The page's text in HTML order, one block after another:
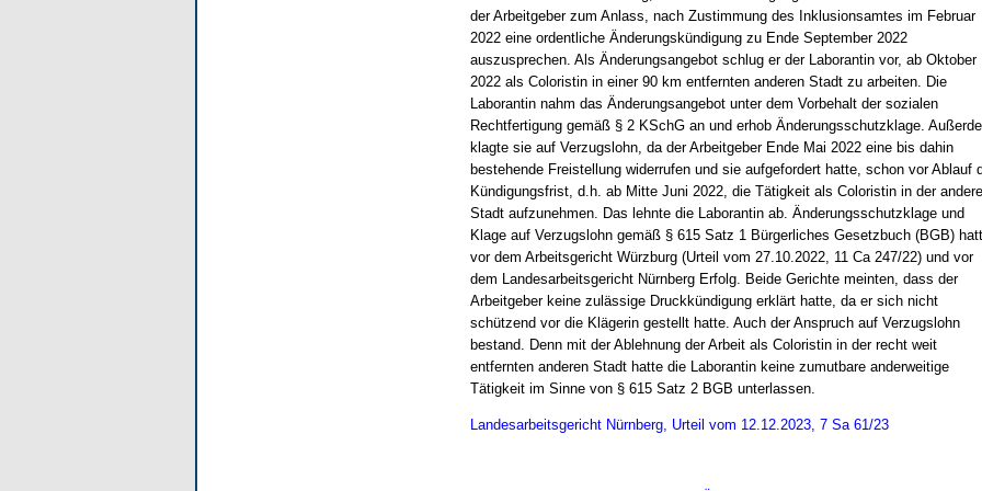
der Arbeitgeber zum Anlass, nach Zustimmung des Inklusionsamtes im Februar
2022 eine ordentliche Änderungskündigung zu Ende September 2022
auszusprechen. Als Änderungsangebot schlug er der Laborantin vor, ab Oktober
2022 als Coloristin in einer 90 km entfernten anderen Stadt zu arbeiten. Die
Laborantin nahm das Änderungsangebot unter dem Vorbehalt der sozialen
Rechtfertigung gemäß § 2 KSchG an und erhob Änderungsschutzklage.
klagte sie auf Verzugslohn, da der Arbeitgeber Ende Mai 2022 eine bis dahin
bestehende Freistellung widerrufen und sie aufgefordert hatte, schon vor Ablauf
Kündigungsfrist, d.h. ab Mitte Juni 2022, die Tätigkeit als Coloristin in der
Stadt aufzunehmen. Das lehnte die Laborantin ab. Änderungsschutzklage und
Klage auf Verzugslohn gemäß § 615 Satz 1 Bürgerliches Gesetzbuch (BGB)
vor dem Arbeitsgericht Würzburg (Urteil vom 27.10.2022, 11 Ca 247/22) und vor
dem Landesarbeitsgericht Nürnberg Erfolg. Beide Gerichte meinten, dass der
Arbeitgeber keine zulässige Druckkündigung erklärt hatte, da er sich nicht
schützend vor die Klägerin gestellt hatte. Auch der Anspruch auf Verzugslohn
bestand. Denn mit der Ablehnung der Arbeit als Coloristin in der recht weit
entfernten anderen Stadt hatte die Laborantin keine zumutbare anderweitige
Tätigkeit im Sinne von § 615 Satz 2 BGB unterlassen.
Landesarbeitsgericht Nürnberg, Urteil vom 12.12.2023, 7 Sa 61/23